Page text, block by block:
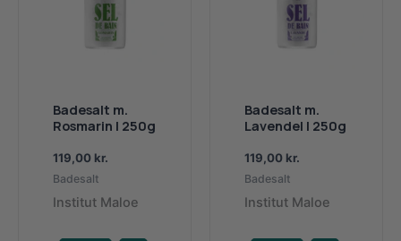
Badesalt m.
Rosmarin | 250g
119,00 kr.
Badesalt
Institut Maloe
Badesalt m.
Lavendel | 250g
119,00 kr.
Badesalt
Institut Maloe